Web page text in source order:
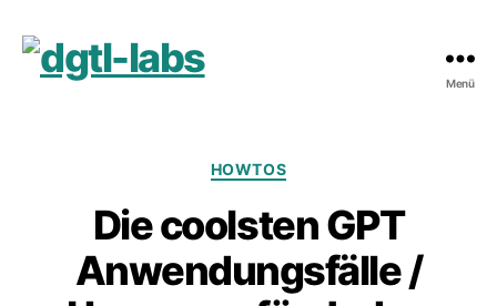
Menü
Kategorien
HOWTOS
Die coolsten GPT
Anwendungsfälle /